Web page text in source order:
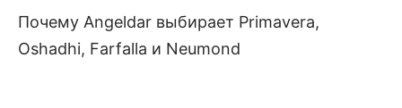
Почему Angeldar выбирает Primavera,
Oshadhi, Farfalla и Neumond